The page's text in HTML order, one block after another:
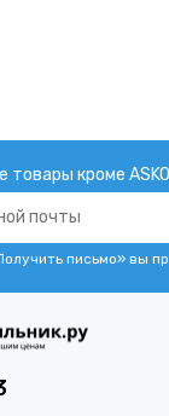
товары кроме ASKO
письмо» вы